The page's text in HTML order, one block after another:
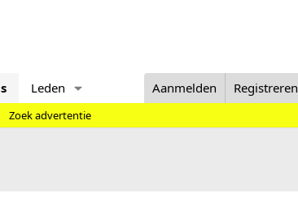
Leden Aanmelden Registreren
Zoek advertentie